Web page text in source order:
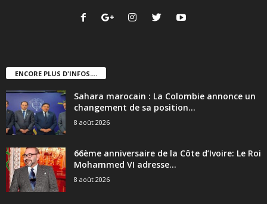
ENCORE PLUS D'INFOS....
Sahara marocain : La Colombie annonce un
changement de sa position...
8 août 2026
66ème anniversaire de la Côte d’Ivoire: Le Roi
Mohammed VI adresse...
8 août 2026